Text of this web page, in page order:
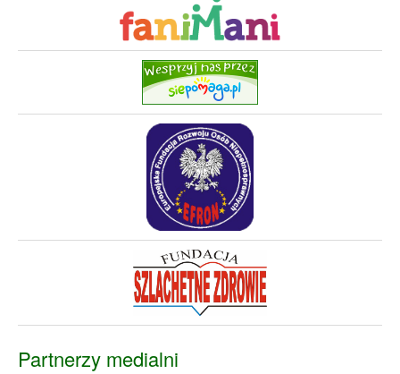
Partnerzy medialni